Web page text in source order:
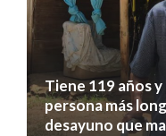
Tiene 119 años
persona más
desayuno que